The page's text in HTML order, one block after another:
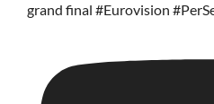
grand final #Eurovision